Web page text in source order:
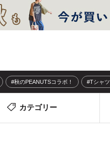
#秋のPEANUTSコラボ！ #Tシャツ
カテゴリー